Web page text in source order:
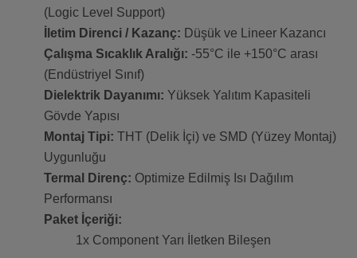
(Logic Level Support)
İletim Direnci / Kazanç: Düşük ve Lineer Kazancı
Çalışma Sıcaklık Aralığı: -55°C ile +150°C arası
(Endüstriyel Sınıf)
Dielektrik Dayanımı: Yüksek Yalıtım Kapasiteli
Gövde Yapısı
Montaj Tipi: THT (Delik İçi) ve SMD (Yüzey Montaj)
Uygunluğu
Termal Direnç: Optimize Edilmiş Isı Dağılım
Performansı
Paket İçeriği:
1x Component Yarı İletken Bileşen